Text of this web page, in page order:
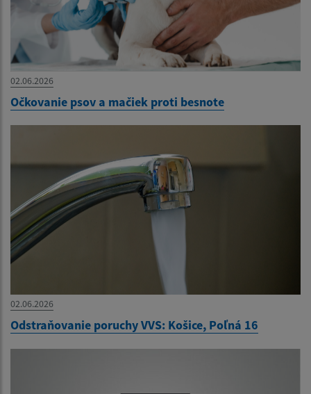
02.06.2026
Očkovanie psov a mačiek proti besnote
02.06.2026
Odstraňovanie poruchy VVS: Košice, Poľná 16